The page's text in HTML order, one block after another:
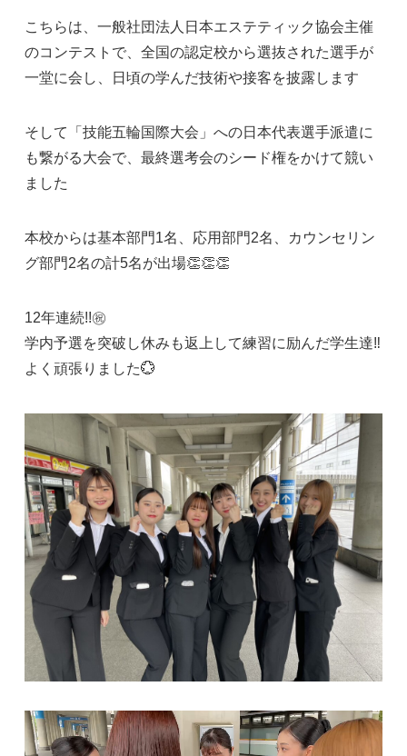
こちらは、一般社団法人日本エステティック協会主催
のコンテストで、全国の認定校から選抜された選手が
一堂に会し、日頃の学んだ技術や接客を披露します
そして「技能五輪国際大会」への日本代表選手派遣に
も繋がる大会で、最終選考会のシード権をかけて競い
ました
本校からは基本部門1名、応用部門2名、カウンセリン
グ部門2名の計5名が出場👏👏👏
12年連続!!㊗️
学内予選を突破し休みも返上して練習に励んだ学生達‼︎
よく頑張りました💮